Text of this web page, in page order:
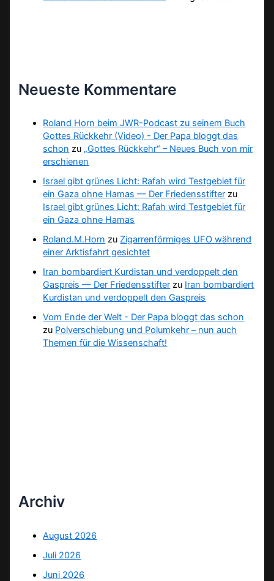
Neueste Kommentare
Roland Horn beim JWR-Podcast zu seinem Buch
Gottes Rückkehr (Video) - Der Papa bloggt das
schon zu „Gottes Rückkehr“ – Neues Buch von mir
erschienen
Israel gibt grünes Licht: Rafah wird Testgebiet für
ein Gaza ohne Hamas — Der Friedensstifter zu
Israel gibt grünes Licht: Rafah wird Testgebiet für
ein Gaza ohne Hamas
Roland.M.Horn zu Zigarrenförmiges UFO während
einer Arktisfahrt gesichtet
Iran bombardiert Kurdistan und verdoppelt den
Gaspreis — Der Friedensstifter zu Iran bombardiert
Kurdistan und verdoppelt den Gaspreis
Vom Ende der Welt - Der Papa bloggt das schon
zu Polverschiebung und Polumkehr – nun auch
Themen für die Wissenschaft!
Archiv
August 2026
Juli 2026
Juni 2026